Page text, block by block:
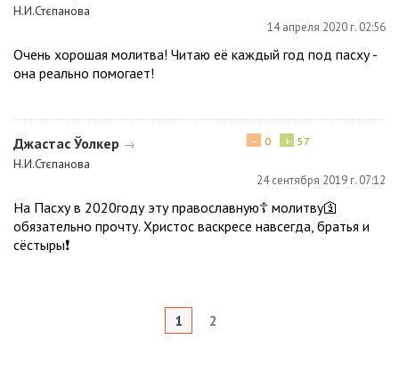
Н.И.Стєпанова
14 апреля 2020 г. 02:56
Очень хорошая молитва! Читаю её каждый год под пасху -
она реально помогает!
Джастас Ўолкер →
Н.И.Стєпанова
+ 57
− 0
24 сентября 2019 г. 07:12
На Пасху в 2020году эту православную☦️ молитву🛐
обязательно прочту. Христос васкресе навсегда, братья и
сёстыры❗
1 2